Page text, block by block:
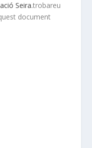
Seira.trobareu
document